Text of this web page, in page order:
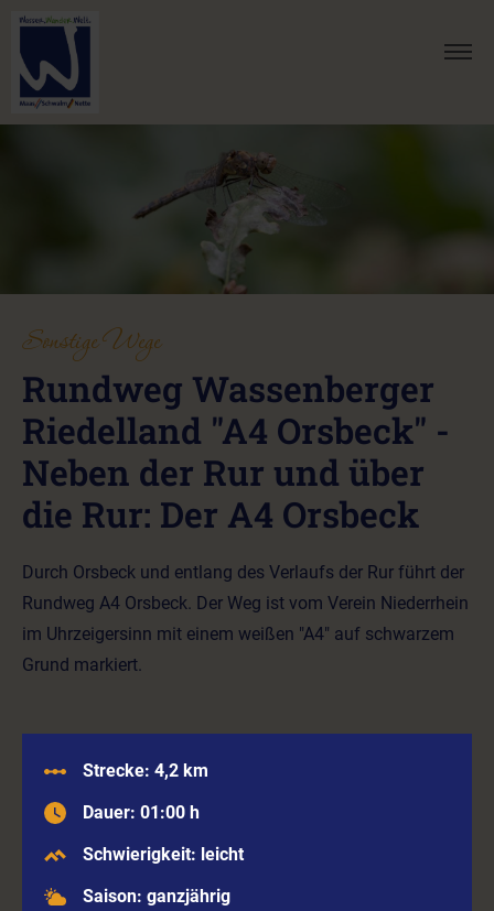
Sonstige Wege
Rundweg Wassenberger
Riedelland "A4 Orsbeck" -
Neben der Rur und über
die Rur: Der A4 Orsbeck
Durch Orsbeck und entlang des Verlaufs der Rur führt der
Rundweg A4 Orsbeck. Der Weg ist vom Verein Niederrhein
im Uhrzeigersinn mit einem weißen "A4" auf schwarzem
Grund markiert.
Strecke: 4,2 km
Dauer: 01:00 h
Schwierigkeit: leicht
Saison: ganzjährig